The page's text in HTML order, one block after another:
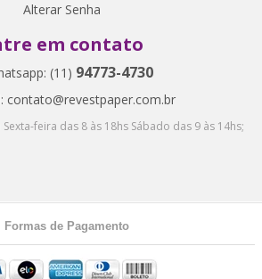
Alterar Senha
em contato
(11) 94773-4730
contato@revestpaper.com.br
Sexta-feira das 8 às 18hs Sábado das 9 às 14hs;
Formas de Pagamento